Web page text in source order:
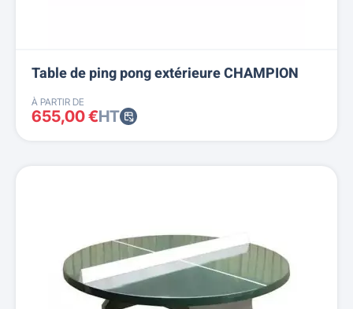
Table de ping pong extérieure CHAMPION
À PARTIR DE
655,00 €HT